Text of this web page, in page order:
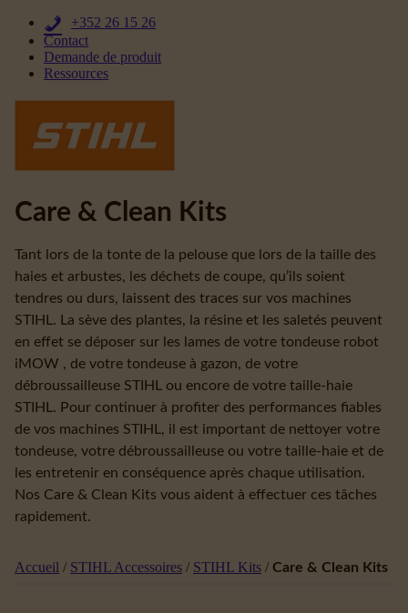
+352 26 15 26
Contact
Demande de produit
Ressources
Care & Clean Kits
Tant lors de la tonte de la pelouse que lors de la taille des
haies et arbustes, les déchets de coupe, qu’ils soient
tendres ou durs, laissent des traces sur vos machines
STIHL. La sève des plantes, la résine et les saletés peuvent
en effet se déposer sur les lames de votre tondeuse robot
iMOW , de votre tondeuse à gazon, de votre
débroussailleuse STIHL ou encore de votre taille-haie
STIHL. Pour continuer à profiter des performances fiables
de vos machines STIHL, il est important de nettoyer votre
tondeuse, votre débroussailleuse ou votre taille-haie et de
les entretenir en conséquence après chaque utilisation.
Nos Care & Clean Kits vous aident à effectuer ces tâches
rapidement.
Accueil / STIHL Accessoires / STIHL Kits / Care & Clean Kits